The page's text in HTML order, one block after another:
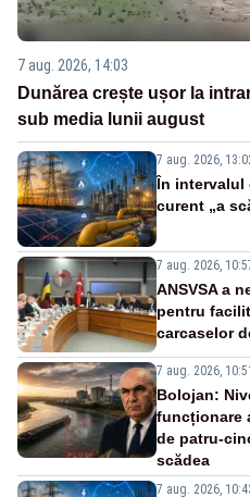
7 aug. 2026, 14:03
Dunărea crește ușor la
sub media lunii august
7 aug. 2026,
În intervalul
curent „a
7 aug. 2026,
ANSVSA a
pentru
carcaselor
7 aug. 2026,
Bolojan:
funcționare
de patru-
scădea
7 aug. 2026,